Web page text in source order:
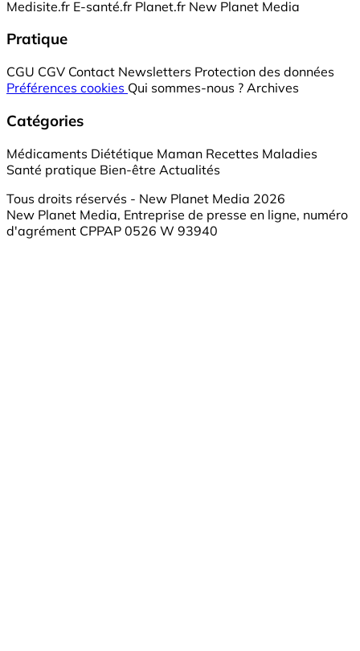
Medisite.fr E-santé.fr Planet.fr New Planet Media
Pratique
CGU CGV Contact Newsletters Protection des données
Préférences cookies Qui sommes-nous ? Archives
Catégories
Médicaments Diététique Maman Recettes Maladies
Santé pratique Bien-être Actualités
Tous droits réservés - New Planet Media 2026
New Planet Media, Entreprise de presse en ligne, numéro
d'agrément CPPAP 0526 W 93940